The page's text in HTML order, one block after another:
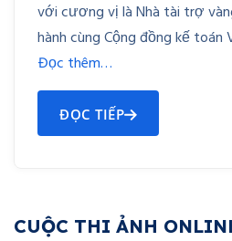
với cương vị là Nhà tài trợ
hành cùng Cộng đồng kế toán
Đọc thêm…
ĐỌC TIẾP
CUỘC THI ẢNH